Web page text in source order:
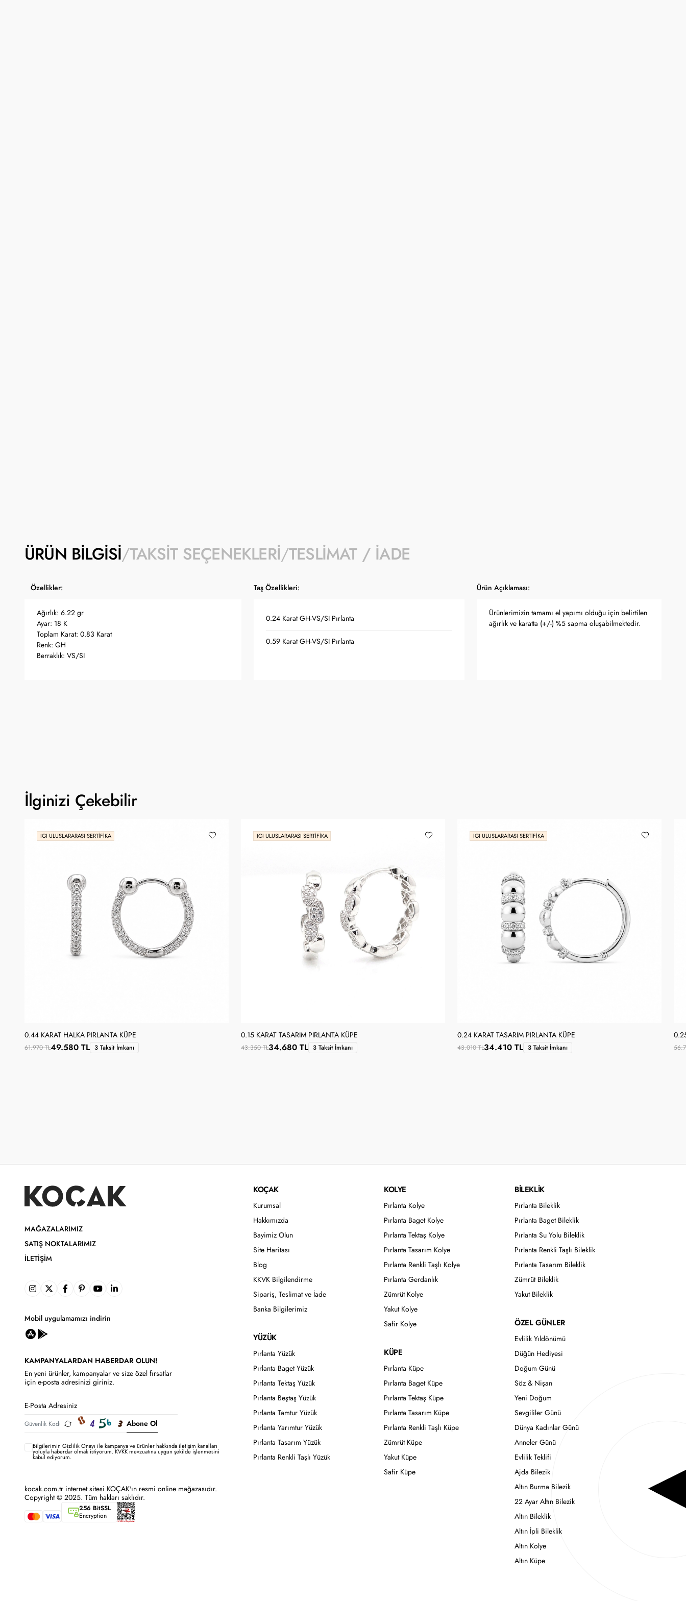
ÜRÜN BILGISI TAKSIT SEÇENEKLERI TESLIMAT / İADE
Özellikler: Taş Özellikleri: Ürün Açıklaması:
Ağırlık: 6.22 gr
Ayar: 18 K
Toplam Karat: 0.83 Karat
Renk: GH
Berraklık: VS/SI
0.24 Karat GH-VS/SI Pırlanta
0.59 Karat GH-VS/SI Pırlanta
Ürünlerimizin tamamı el yapımı olduğu için belirtilen
ağırlık ve karatta (+/-) %5 sapma oluşabilmektedir.
İlginizi Çekebilir
IGI ULUSLARARASI SERTIFIKA
0.44 KARAT HALKA PIRLANTA KÜPE
61.970 TL49.580 TL 3 Taksit İmkanı
IGI ULUSLARARASI SERTIFIKA
0.15 KARAT TASARIM PIRLANTA KÜPE
43.350 TL34.680 TL 3 Taksit İmkanı
IGI ULUSLARARASI SERTIFIKA
0.24 KARAT TASARIM PIRLANTA KÜPE
43.010 TL34.410 TL 3 Taksit İmkanı
MAĞAZALARIMIZ
SATIŞ NOKTALARIMIZ
İLETIŞIM
Mobil uygulamamızı indirin
KAMPANYALARDAN HABERDAR OLUN!
En yeni ürünler, kampanyalar ve size özel fırsatlar
için e-posta adresinizi giriniz.
Abone Ol
Bilgilerimin Gizlilik Onayı ile kampanya ve ürünler hakkında iletişim kanalları
yoluyla haberdar olmak istiyorum.KVKK mevzuatına uygun şekilde işlenmesini
kabul ediyorum.
kocak.com.tr internet sitesi KOÇAK'ın resmi online mağazasıdır.
Copyright © 2025. Tüm hakları saklıdır.
256 BitSSL
Encryption
KOÇAK
Kurumsal
Hakkımızda
Bayimiz Olun
Site Haritası
Blog
KKVK Bilgilendirme
Sipariş, Teslimat ve İade
Banka Bilgilerimiz
YÜZÜK
Pırlanta Yüzük
Pırlanta Baget Yüzük
Pırlanta Tektaş Yüzük
Pırlanta Beştaş Yüzük
Pırlanta Tamtur Yüzük
Pırlanta Yarımtur Yüzük
Pırlanta Tasarım Yüzük
Pırlanta Renkli Taşlı Yüzük
KOLYE
Pırlanta Kolye
Pırlanta Baget Kolye
Pırlanta Tektaş Kolye
Pırlanta Tasarım Kolye
Pırlanta Renkli Taşlı Kolye
Pırlanta Gerdanlık
Zümrüt Kolye
Yakut Kolye
Safir Kolye
KÜPE
Pırlanta Küpe
Pırlanta Baget Küpe
Pırlanta Tektaş Küpe
Pırlanta Tasarım Küpe
Pırlanta Renkli Taşlı Küpe
Zümrüt Küpe
Yakut Küpe
Safir Küpe
BİLEKLİK
Pırlanta Bileklik
Pırlanta Baget Bileklik
Pırlanta Su Yolu Bileklik
Pırlanta Renkli Taşlı Bileklik
Pırlanta Tasarım Bileklik
Zümrüt Bileklik
Yakut Bileklik
ÖZEL GÜNLER
Evlilik Yıldönümü
Düğün Hediyesi
Doğum Günü
Söz & Nişan
Yeni Doğum
Sevgililer Günü
Dünya Kadınlar Günü
Anneler Günü
Evlilik Teklifi
Ajda Bilezik
Altın Burma Bilezik
22 Ayar Altın Bilezik
Altın Bileklik
Altın İpli Bileklik
Altın Kolye
Altın Küpe